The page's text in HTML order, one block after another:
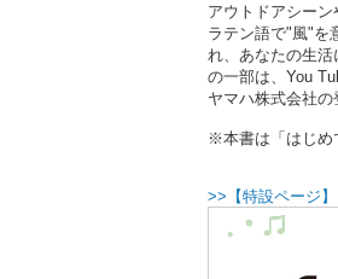
アウトドアシー
ラテン語で"風"を
れ、あなたの生
の一部は、You
ヤマハ株式会社の
※本書は「はじめ
>>【特設ページ